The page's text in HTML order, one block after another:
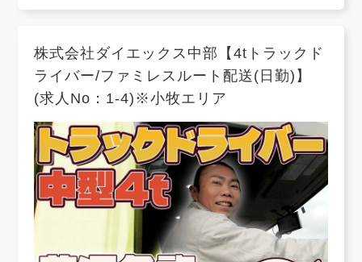
株式会社ダイエックス中部【4tトラックド
ライバー/ファミレスルート配送(日勤)】
(求人No：1-4)※小牧エリア